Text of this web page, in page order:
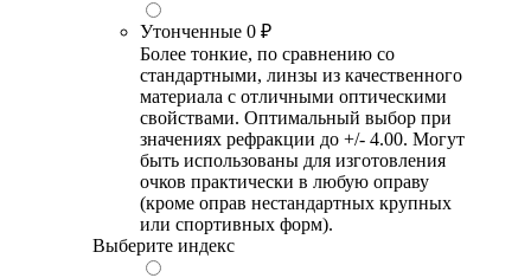
Утонченные 0 ₽
Более тонкие, по сравнению со
стандартными, линзы из качественного
материала с отличными оптическими
свойствами. Оптимальный выбор при
значениях рефракции до +/- 4.00. Могут
быть использованы для изготовления
очков практически в любую оправу
(кроме оправ нестандартных крупных
или спортивных форм).
Выберите индекс